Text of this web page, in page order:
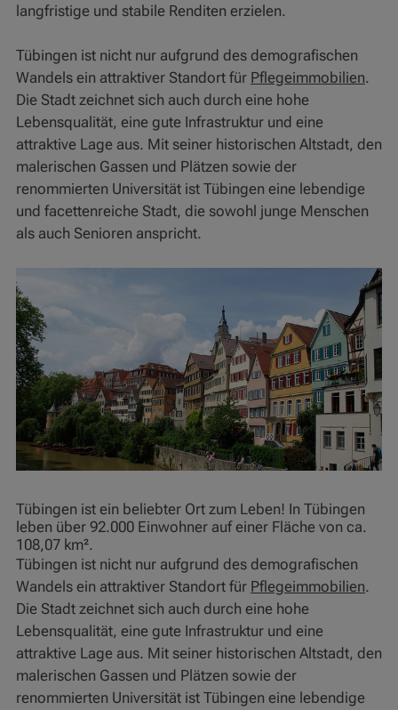
langfristige und stabile Renditen erzielen.
Tübingen ist nicht nur aufgrund des demografischen
Wandels ein attraktiver Standort für Pflegeimmobilien.
Die Stadt zeichnet sich auch durch eine hohe
Lebensqualität, eine gute Infrastruktur und eine
attraktive Lage aus. Mit seiner historischen Altstadt, den
malerischen Gassen und Plätzen sowie der
renommierten Universität ist Tübingen eine lebendige
und facettenreiche Stadt, die sowohl junge Menschen
als auch Senioren anspricht.
Tübingen ist ein beliebter Ort zum Leben! In Tübingen
leben über 92.000 Einwohner auf einer Fläche von ca.
108,07 km².
Tübingen ist nicht nur aufgrund des demografischen
Wandels ein attraktiver Standort für Pflegeimmobilien.
Die Stadt zeichnet sich auch durch eine hohe
Lebensqualität, eine gute Infrastruktur und eine
attraktive Lage aus. Mit seiner historischen Altstadt, den
malerischen Gassen und Plätzen sowie der
renommierten Universität ist Tübingen eine lebendige